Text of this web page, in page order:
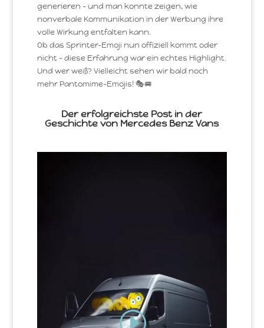
generieren – und man konnte zeigen, wie
nonverbale Kommunikation in der Werbung ihre
volle Wirkung entfalten kann.
Ob das Sprinter-Emoji nun offiziell kommt oder
nicht – diese Erfahrung war ein echtes Highlight.
Und wer weiß? Vielleicht sehen wir bald noch
mehr Pantomime-Emojis! 🎭🚐
Der erfolgreichste Post in der
Geschichte von Mercedes Benz Vans